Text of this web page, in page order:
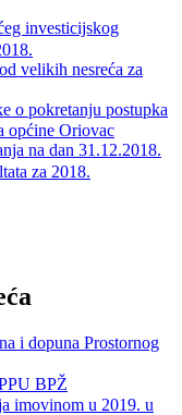
investicijskog
velikih nesreća za
o pokretanju postupka
općine Oriovac
na dan 31.12.2018.
za 2018.
i dopuna Prostornog
BPŽ
imovinom u 2019. u